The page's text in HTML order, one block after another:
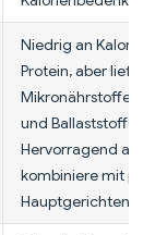
Niedrig an
Protein, aber liefert
Mikronährstoffe,
und Ballaststoffe.
Hervorragend als
kombiniere mit
Hauptgerichten.